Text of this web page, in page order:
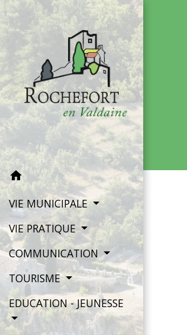
home
VIE MUNICIPALE
VIE PRATIQUE
COMMUNICATION
TOURISME
EDUCATION - JEUNESSE